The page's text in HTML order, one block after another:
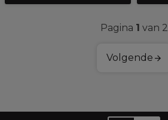
Pagina 1 van 2
Volgende